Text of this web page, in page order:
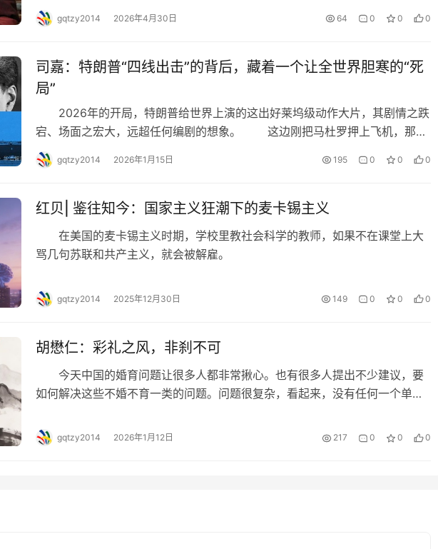
是不是真实的？当然是真的，但新闻采用了标题党形式，误导观众产生了强烈
的质疑：一个八十多岁的老人，巨额债务缠身，十年怎么挣的两千多万？
岀，这是一条什…
gqtzy2014 2026年4月30日 64 0 0 0
司嘉：特朗普“四线出击”的背后，藏着一个让全世界胆寒的“死
局”
2026年的开局，特朗普给世界上演的这出好莱坞级动作大片，其剧情之跌
宕、场面之宏大，远超任何编剧的想象。 这边刚把马杜罗押上飞机，那边
就在中东对伊朗磨刀霍霍，转头又对格陵兰岛露出了贪婪的獠牙，甚至还在亚
太地区暗流涌动。看似四面出击、威风凛凛，实则是虚虚实实、声东击西的经
层画皮，看看…
gqtzy2014 2026年1月15日 195 0 0 0
红贝| 鉴往知今：国家主义狂潮下的麦卡锡主义
在美国的麦卡锡主义时期，学校里教社会科学的教师，如果不在课堂上大
骂几句苏联和共产主义，就会被解雇。
gqtzy2014 2025年12月30日 149 0 0 0
胡懋仁：彩礼之风，非刹不可
今天中国的婚育问题让很多人都非常揪心。也有很多人提出不少建议，要
如何解决这些不婚不育一类的问题。问题很复杂，看起来，没有任何一个单一
决，不能指望一下子，一个办法，一项措施就能取得立竿见影的效果。 在
当前，有一个最重要地影响婚姻关系的问题就是彩礼。彩礼简直就是一剂毒
gqtzy2014 2026年1月12日 217 0 0 0